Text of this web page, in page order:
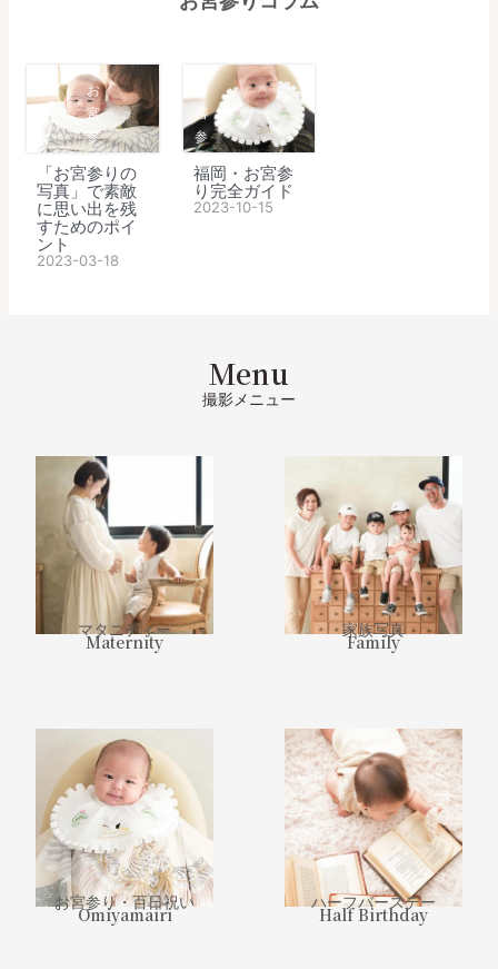
ビ
ー
お
宮
参
「お宮参りの
写真」で素敵
に思い出を残
すためのポイ
ント
2023-03-18
お
宮
参
福岡・お宮参
り完全ガイド
2023-10-15
Menu
撮影メニュー
Maternity
マタニティー
Family
家族写真
Omiyamairi
お宮参り・百日祝い
Half Birthday
ハーフバースデー